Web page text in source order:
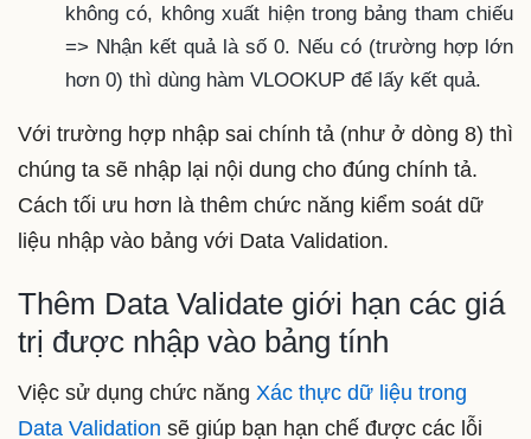
không có, không xuất hiện trong bảng tham chiếu
=> Nhận kết quả là số 0. Nếu có (trường hợp lớn
hơn 0) thì dùng hàm VLOOKUP để lấy kết quả.
Với trường hợp nhập sai chính tả (như ở dòng 8) thì
chúng ta sẽ nhập lại nội dung cho đúng chính tả.
Cách tối ưu hơn là thêm chức năng kiểm soát dữ
liệu nhập vào bảng với Data Validation.
Thêm Data Validate giới hạn các giá
trị được nhập vào bảng tính
Việc sử dụng chức năng Xác thực dữ liệu trong
Data Validation sẽ giúp bạn hạn chế được các lỗi